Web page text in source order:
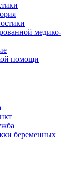
медико-
помощи
беременных